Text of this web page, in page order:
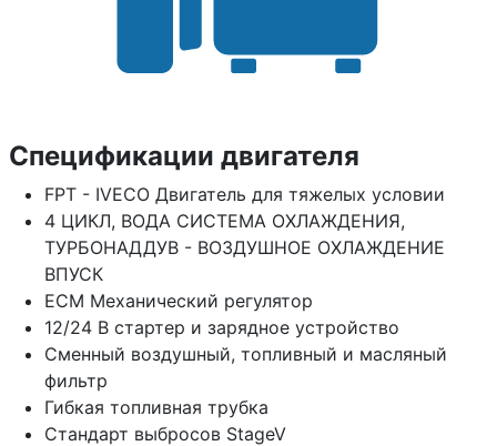
Спецификации двигателя
FPT - IVECO Двигатель для тяжелых условии
4 ЦИКЛ, ВОДА СИСТЕМА ОХЛАЖДЕНИЯ,
ТУРБОНАДДУВ - ВОЗДУШНОЕ ОХЛАЖДЕНИЕ
ВПУСК
ECM Механический регулятор
12/24 В стартер и зарядное устройство
Сменный воздушный, топливный и масляный
фильтр
Гибкая топливная трубка
Стандарт выбросов StageV